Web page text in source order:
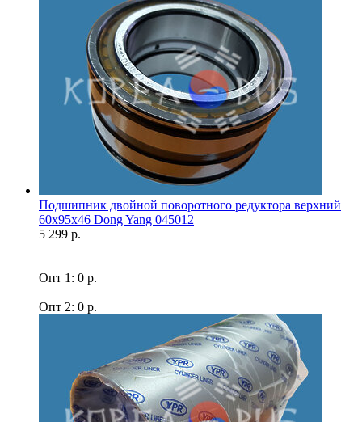
Подшипник двойной поворотного редуктора верхний
60x95x46 Dong Yang 045012
5 299 р.
Опт 1: 0 р.
Опт 2: 0 р.